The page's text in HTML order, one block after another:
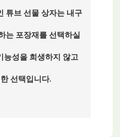
튜브 선물 상자는 내구
는 포장재를 선택하실
능성을 희생하지 않고
선택입니다.